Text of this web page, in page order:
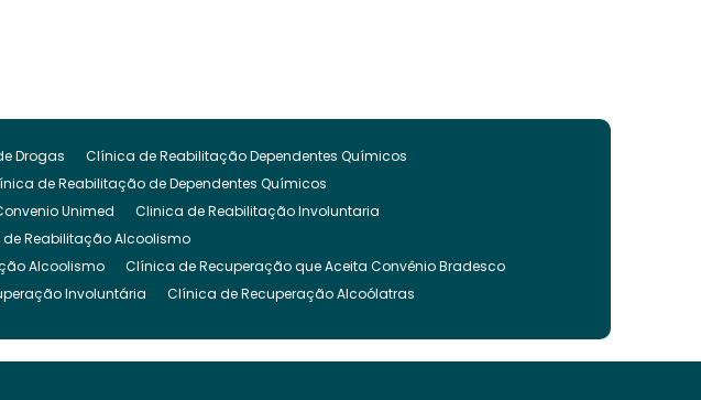
Drogas
Clínica de Reabilitação Dependentes Químicos
de Reabilitação de Dependentes Químicos
Unimed
Clinica de Reabilitação Involuntaria
Reabilitação Alcoolismo
Alcoolismo
Clínica de Recuperação que Aceita Convênio Bradesco
Involuntária
Clínica de Recuperação Alcoólatras